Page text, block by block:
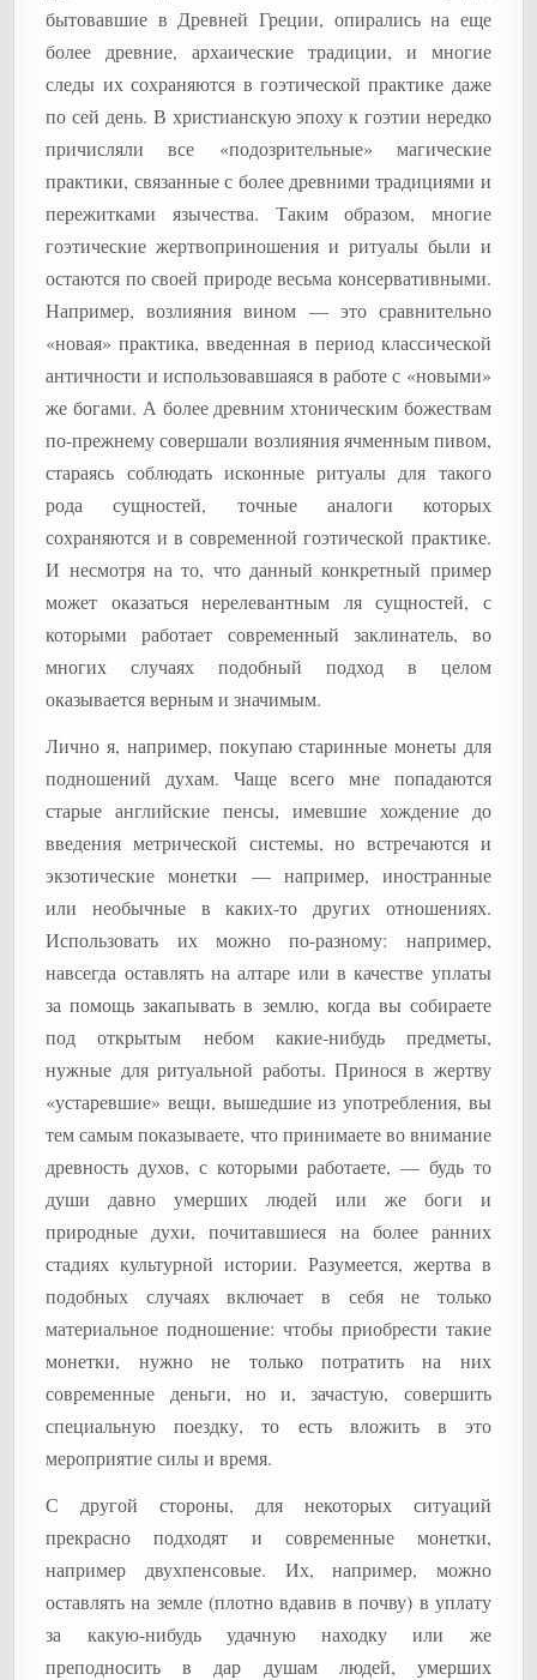
бытовавшие в Древней Греции, опирались на еще
более древние, архаические традиции, и многие
следы их сохраняются в гоэтической практике даже
по сей день. В христианскую эпоху к гоэтии нередко
причисляли все «подозрительные» магические
практики, связанные с более древними традициями и
пережитками язычества. Таким образом, многие
гоэтические жертвоприношения и ритуалы были и
остаются по своей природе весьма консервативными.
Например, возлияния вином — это сравнительно
«новая» практика, введенная в период классической
античности и использовавшаяся в работе с «новыми»
же богами. А более древним хтоническим божествам
по-прежнему совершали возлияния ячменным пивом,
стараясь соблюдать исконные ритуалы для такого
рода сущностей, точные аналоги которых
сохраняются и в современной гоэтической практике.
И несмотря на то, что данный конкретный пример
может оказаться нерелевантным ля сущностей, с
которыми работает современный заклинатель, во
многих случаях подобный подход в целом
оказывается верным и значимым.
Лично я, например, покупаю старинные монеты для
подношений духам. Чаще всего мне попадаются
старые английские пенсы, имевшие хождение до
введения метрической системы, но встречаются и
экзотические монетки — например, иностранные
или необычные в каких-то других отношениях.
Использовать их можно по-разному: например,
навсегда оставлять на алтаре или в качестве уплаты
за помощь закапывать в землю, когда вы собираете
под открытым небом какие-нибудь предметы,
нужные для ритуальной работы. Принося в жертву
«устаревшие» вещи, вышедшие из употребления, вы
тем самым показываете, что принимаете во внимание
древность духов, с которыми работаете, — будь то
души давно умерших людей или же боги и
природные духи, почитавшиеся на более ранних
стадиях культурной истории. Разумеется, жертва в
подобных случаях включает в себя не только
материальное подношение: чтобы приобрести такие
монетки, нужно не только потратить на них
современные деньги, но и, зачастую, совершить
специальную поездку, то есть вложить в это
мероприятие силы и время.
С другой стороны, для некоторых ситуаций
прекрасно подходят и современные монетки,
например двухпенсовые. Их, например, можно
оставлять на земле (плотно вдавив в почву) в уплату
за какую-нибудь удачную находку или же
преподносить в дар душам людей, умерших